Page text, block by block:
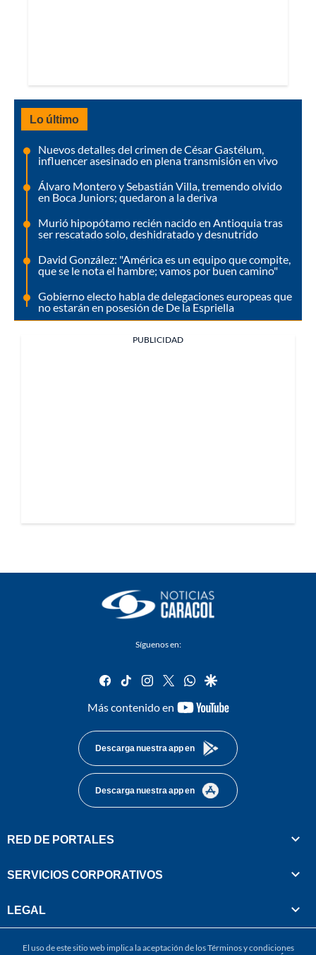
Lo último
Nuevos detalles del crimen de César Gastélum,
influencer asesinado en plena transmisión en vivo
Álvaro Montero y Sebastián Villa, tremendo olvido
en Boca Juniors; quedaron a la deriva
Murió hipopótamo recién nacido en Antioquia tras
ser rescatado solo, deshidratado y desnutrido
David González: "América es un equipo que compite,
que se le nota el hambre; vamos por buen camino"
Gobierno electo habla de delegaciones europeas que
no estarán en posesión de De la Espriella
PUBLICIDAD
Síguenos en:
facebook
tiktok instagram
twitterwhatsapp
google
Más contenido en
youtube-
Descarga nuestra app en
Descarga nuestra app en
RED DE PORTALES
SERVICIOS CORPORATIVOS
LEGAL
El uso de este sitio web implica la aceptación de losTérminos y condiciones